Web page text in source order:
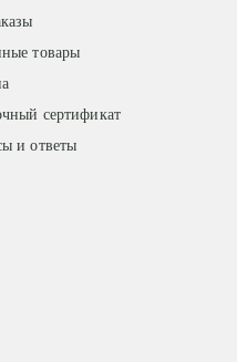
товары
сертификат
и ответы